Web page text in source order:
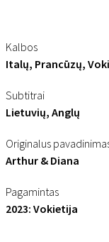
Kalbos
Italų, Prancūzų,
Subtitrai
Lietuvių, Anglų
Originalus
Arthur & Diana
Pagamintas
2023: Vokietija